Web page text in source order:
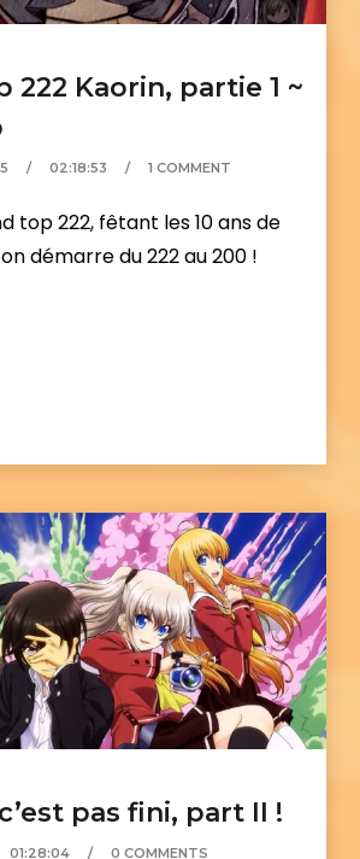
222 Kaorin, partie 1 ~
02:18:53 1 COMMENT
top 222, fêtant les 10 ans de
démarre du 222 au 200 !
pas fini, part II !
01:28:04 0 COMMENTS